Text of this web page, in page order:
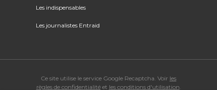
Les indispensables
Les journalistes Entraid
Ce site utilise le service Google Recaptcha. Voir les
règles de confidentialitéet les conditions d'utilisation